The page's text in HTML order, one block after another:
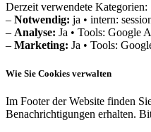
Derzeit verwendete Kategorien:
– Notwendig: ja • intern:
– Analyse: Ja • Tools: Google
– Marketing: Ja • Tools:
Wie Sie Cookies verwalten
Im Footer der Website finden
Benachrichtigungen erhalten.